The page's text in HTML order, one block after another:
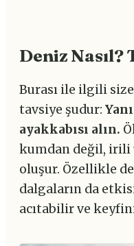
Deniz Nasıl?
Burası ile ilgili
tavsiye şudur:
ayakkabısı alın.
kumdan değil, irili
oluşur. Özellikle
dalgaların da
acıtabilir ve